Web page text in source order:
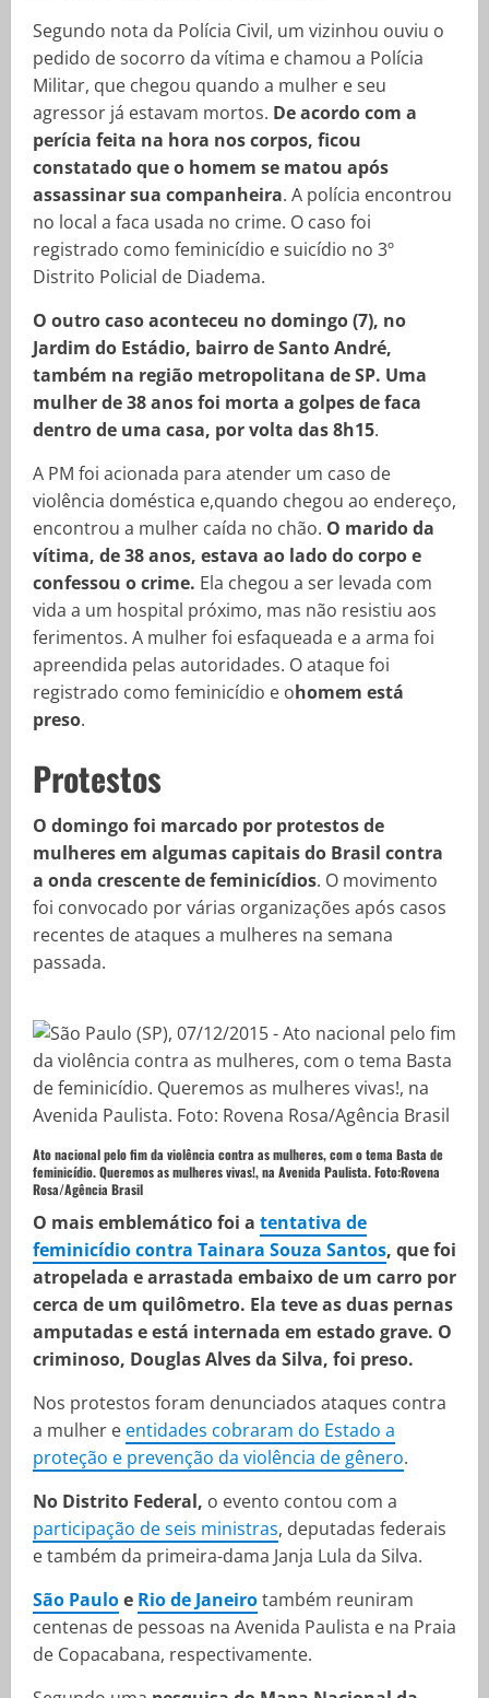
Segundo nota da Polícia Civil, um vizinhou ouviu o
pedido de socorro da vítima e chamou a Polícia
Militar, que chegou quando a mulher e seu
agressor já estavam mortos. De acordo com a
perícia feita na hora nos corpos, ficou
constatado que o homem se matou após
assassinar sua companheira. A polícia encontrou
no local a faca usada no crime. O caso foi
registrado como feminicídio e suicídio no 3º
Distrito Policial de Diadema.
O outro caso aconteceu no domingo (7), no
Jardim do Estádio, bairro de Santo André,
também na região metropolitana de SP. Uma
mulher de 38 anos foi morta a golpes de faca
dentro de uma casa, por volta das 8h15.
A PM foi acionada para atender um caso de
violência doméstica e,quando chegou ao endereço,
encontrou a mulher caída no chão. O marido da
vítima, de 38 anos, estava ao lado do corpo e
confessou o crime. Ela chegou a ser levada com
vida a um hospital próximo, mas não resistiu aos
ferimentos. A mulher foi esfaqueada e a arma foi
apreendida pelas autoridades. O ataque foi
registrado como feminicídio e ohomem está
preso.
Protestos
O domingo foi marcado por protestos de
mulheres em algumas capitais do Brasil contra
a onda crescente de feminicídios. O movimento
foi convocado por várias organizações após casos
recentes de ataques a mulheres na semana
passada.
Ato nacional pelo fim da violência contra as mulheres, com o tema Basta de
feminicídio. Queremos as mulheres vivas!, na Avenida Paulista. Foto:Rovena
Rosa/Agência Brasil
O mais emblemático foi a tentativa de
feminicídio contra Tainara Souza Santos, que foi
atropelada e arrastada embaixo de um carro por
cerca de um quilômetro. Ela teve as duas pernas
amputadas e está internada em estado grave. O
criminoso, Douglas Alves da Silva, foi preso.
Nos protestos foram denunciados ataques contra
a mulher e entidades cobraram do Estado a
proteção e prevenção da violência de gênero.
No Distrito Federal, o evento contou com a
participação de seis ministras, deputadas federais
e também da primeira-dama Janja Lula da Silva.
São Pauloe Rio de Janeirotambém reuniram
centenas de pessoas na Avenida Paulista e na Praia
de Copacabana, respectivamente.